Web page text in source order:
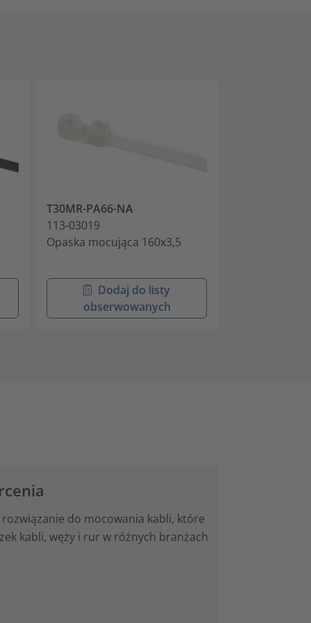
T30MR-PA66-NA
113-03019
Opaska mocująca 160x3,5
Dodaj do listy
obserwowanych
do mocowania kabli, które
kabli, węży i rur w różnych branżach